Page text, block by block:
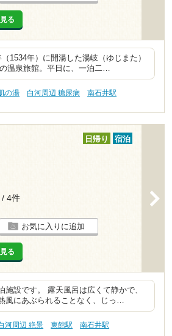
る
1534年）に開湯した湯岐（ゆじまた）
温泉旅館。平日に、一泊二…
の湯 白河周辺 糖尿病
南石井駅
日帰り 宿泊
/ 4件
お気に入りに追加
る
設です。 露天風呂は広くて静かで、
風にあぶられることなく、じっ…
河周辺 絶景 東館駅
南石井駅